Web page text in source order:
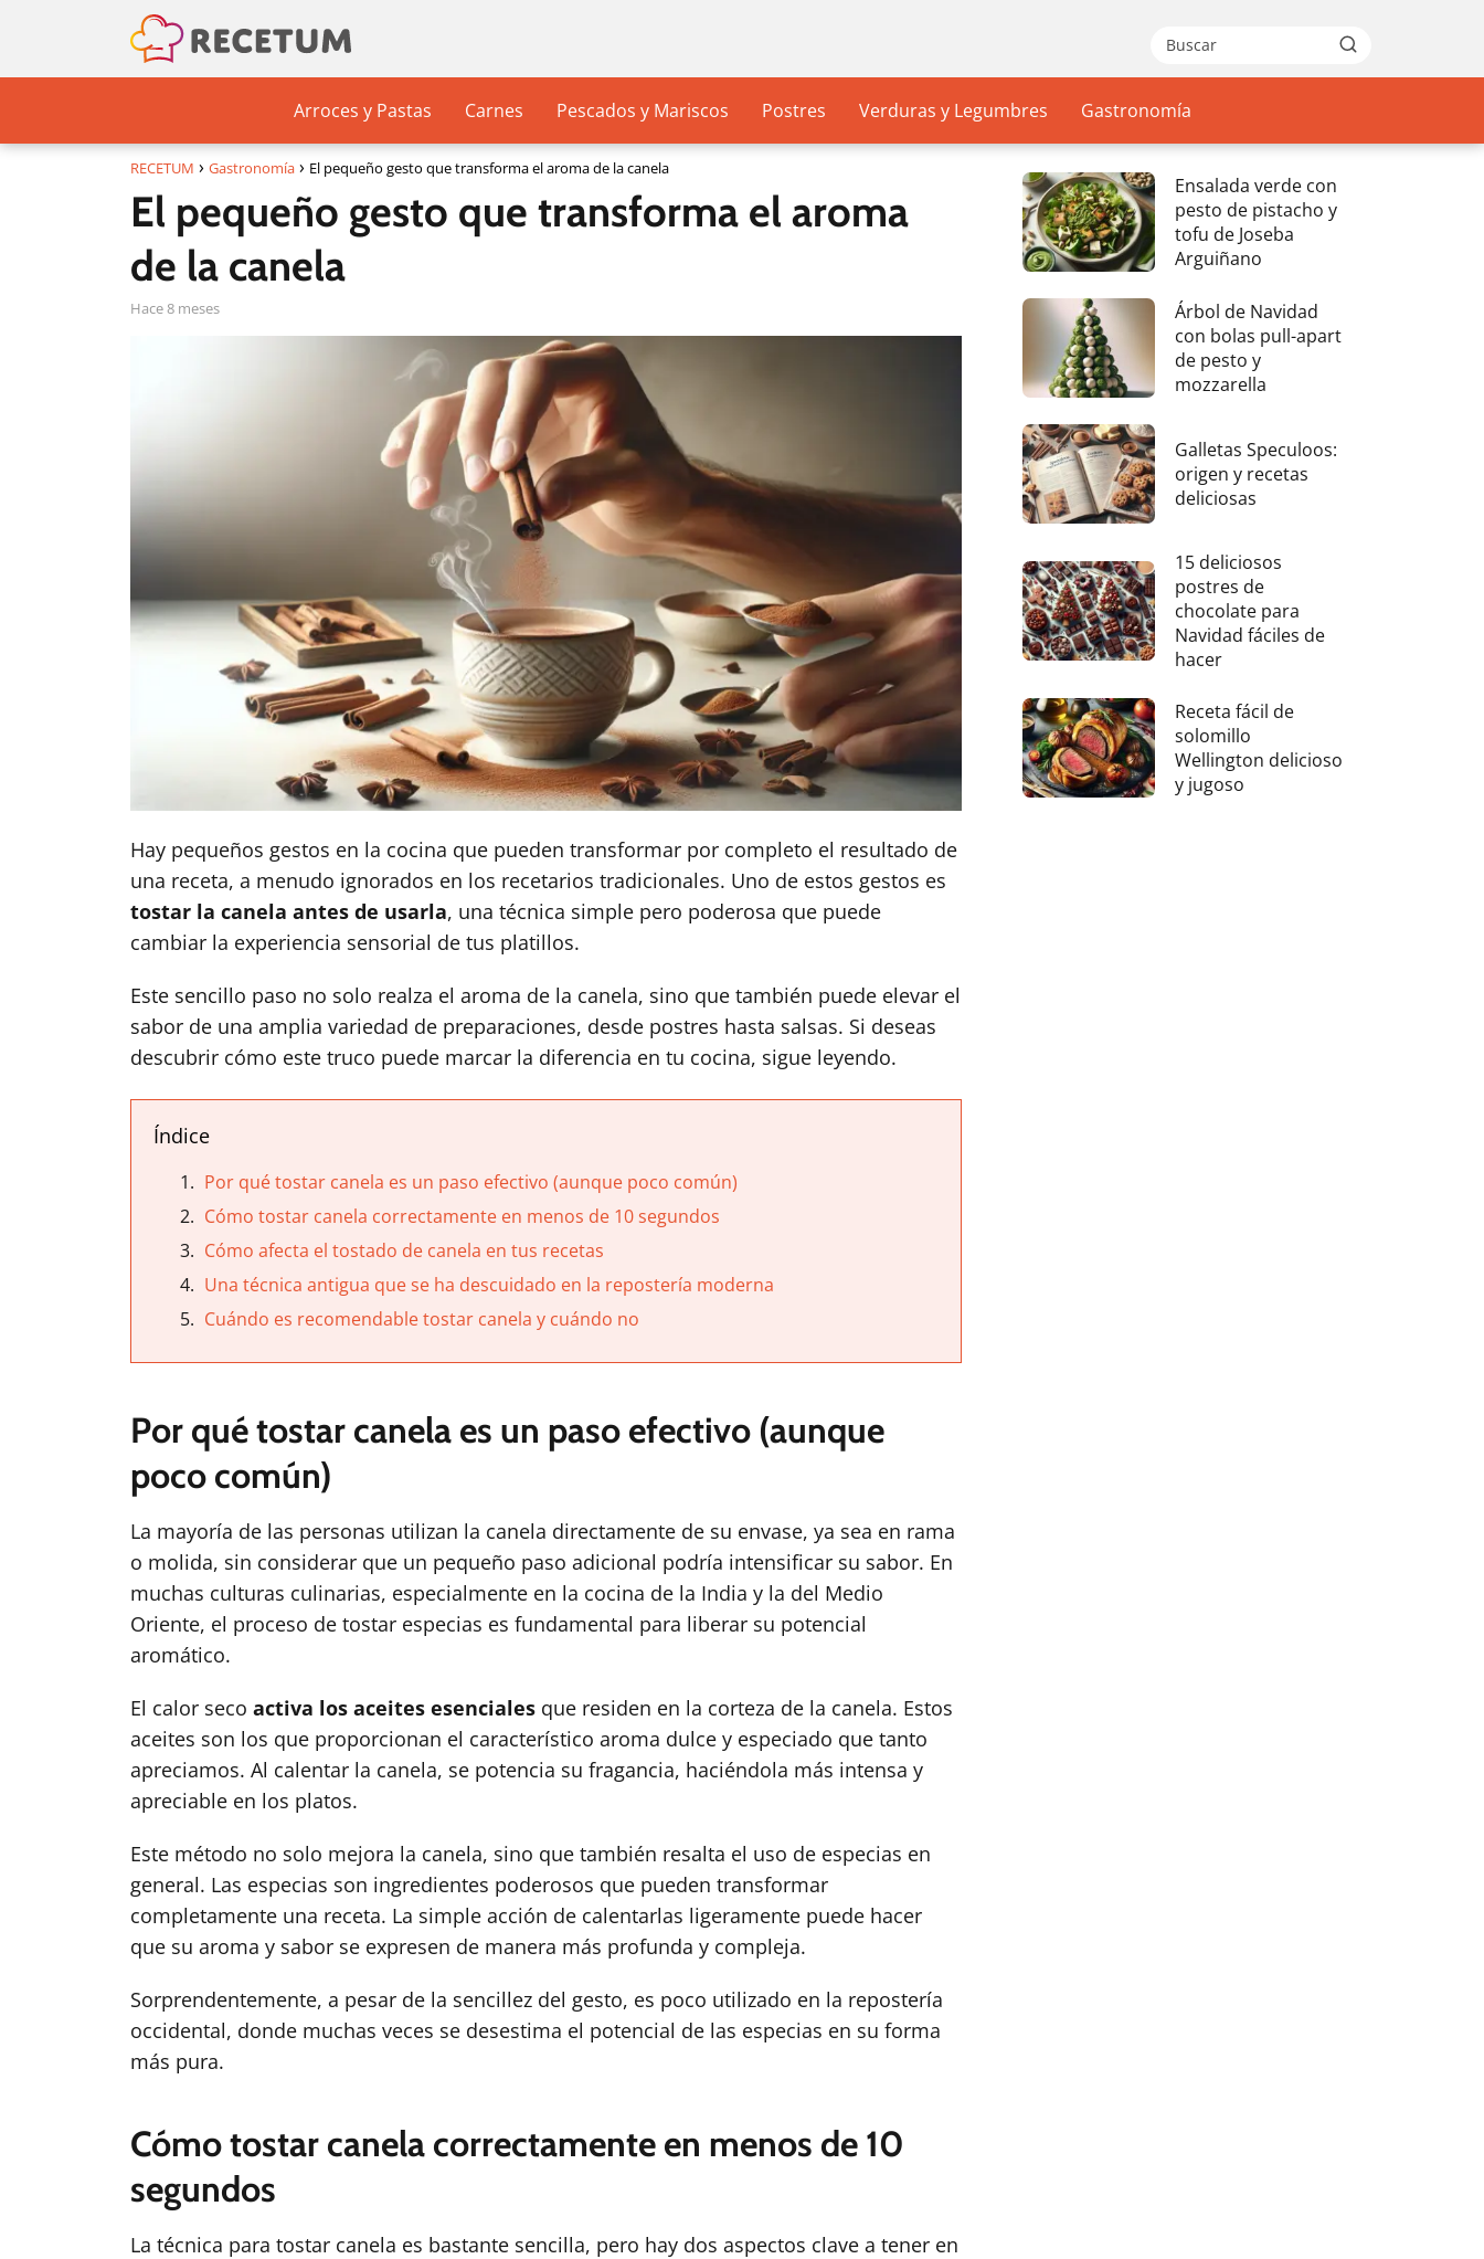
Arroces y Pastas Carnes Pescados y Mariscos Postres Verduras y Legumbres Gastronomía
RECETUM Gastronomía El pequeño gesto que transforma el aroma de la canela
El pequeño gesto que transforma el aroma
de la canela
hace 8 meses
Hay pequeños gestos en la cocina que pueden transformar por completo el resultado de
una receta, a menudo ignorados en los recetarios tradicionales. Uno de estos gestos es
tostar la canela antes de usarla, una técnica simple pero poderosa que puede
cambiar la experiencia sensorial de tus platillos.
Este sencillo paso no solo realza el aroma de la canela, sino que también puede elevar el
sabor de una amplia variedad de preparaciones, desde postres hasta salsas. Si deseas
descubrir cómo este truco puede marcar la diferencia en tu cocina, sigue leyendo.
Índice
Por qué tostar canela es un paso efectivo (aunque poco común)
Cómo tostar canela correctamente en menos de 10 segundos
Cómo afecta el tostado de canela en tus recetas
Una técnica antigua que se ha descuidado en la repostería moderna
Cuándo es recomendable tostar canela y cuándo no
Por qué tostar canela es un paso efectivo (aunque
poco común)
La mayoría de las personas utilizan la canela directamente de su envase, ya sea en rama
o molida, sin considerar que un pequeño paso adicional podría intensificar su sabor. En
muchas culturas culinarias, especialmente en la cocina de la India y la del Medio
Oriente, el proceso de tostar especias es fundamental para liberar su potencial
aromático.
El calor seco activa los aceites esenciales que residen en la corteza de la canela. Estos
aceites son los que proporcionan el característico aroma dulce y especiado que tanto
apreciamos. Al calentar la canela, se potencia su fragancia, haciéndola más intensa y
apreciable en los platos.
Este método no solo mejora la canela, sino que también resalta el uso de especias en
general. Las especias son ingredientes poderosos que pueden transformar
completamente una receta. La simple acción de calentarlas ligeramente puede hacer
que su aroma y sabor se expresen de manera más profunda y compleja.
Sorprendentemente, a pesar de la sencillez del gesto, es poco utilizado en la repostería
occidental, donde muchas veces se desestima el potencial de las especias en su forma
más pura.
Cómo tostar canela correctamente en menos de 10
segundos
La técnica para tostar canela es bastante sencilla, pero hay dos aspectos clave a tener en
Ensalada verde con
pesto de pistacho y
tofu de Joseba
Arguiñano
Árbol de Navidad
con bolas pull-apart
de pesto y
mozzarella
Galletas Speculoos:
origen y recetas
deliciosas
15 deliciosos
postres de
chocolate para
Navidad fáciles de
hacer
Receta fácil de
solomillo
Wellington delicioso
y jugoso